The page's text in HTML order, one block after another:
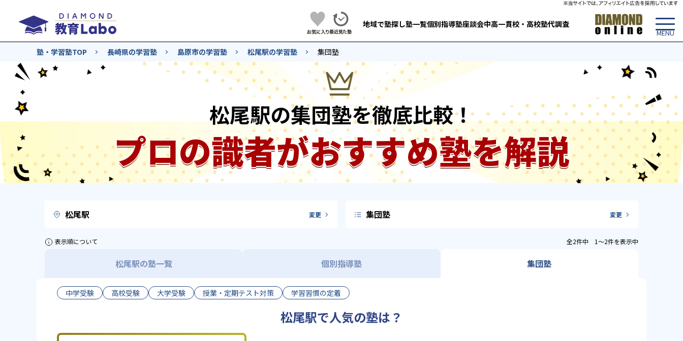
地域で塾探し塾一覧個別指導塾座談会中高一貫校・高校塾代調査
塾・学習塾TOP 長崎県の学習塾 島原市の学習塾 松尾駅の学習塾 集団塾
松尾駅の集団塾を徹底比較！
プロの識者がおすすめ塾を解説
松尾駅 変更 集団塾 変更
表示順について 全2件中 1〜2件を表示中
松尾駅の塾一覧 個別指導塾 集団塾
中学受験 高校受験 大学受験 授業・定期テスト対策 学習習慣の定着
松尾駅で人気の塾は？